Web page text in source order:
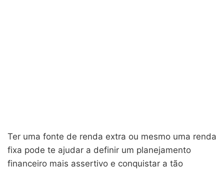
Ter uma fonte de renda extra ou mesmo uma renda
fixa pode te ajudar a definir um planejamento
financeiro mais assertivo e conquistar a tão